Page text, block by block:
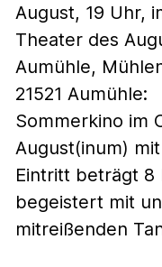
August, 19 Uhr,
Theater des
Aumühle,
21521 Aumühle:
Sommerkino im
August(inum)
Eintritt beträgt 8
begeistert mit
mitreißenden